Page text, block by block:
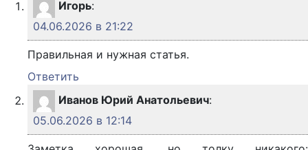
Игорь:
04.06.2026 в 21:22
Правильная и нужная статья.
Ответить
Иванов Юрий Анатольевич:
05.06.2026 в 12:14